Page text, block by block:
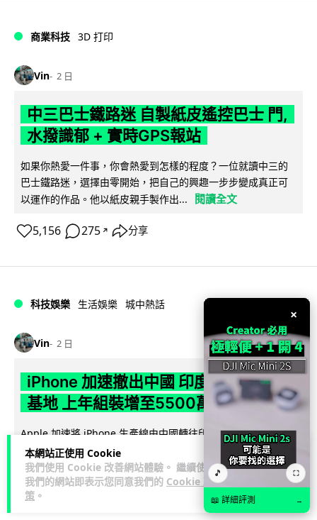
本網站正使用 Cookie
我們使用 Cookie 改善網站體驗。 繼續使用
我們的網站即表示您同意我們的 Cookie 政
策 。
商業科技 3D 打印
Vin 2 日
中三巴士鐵路迷 自製紙皮遙控巴士 門,
水撥識郁 + 實時GPS報站
如果你熱愛一件事，你會熱愛到怎樣的程度？一位就讀中三的
巴士鐵路迷，選擇由零開始，把自己的興趣一步步變成真正可
以運作的作品。他以紙皮親手製作出...
閱讀全文
5,156 275 ↗ 分享
科技娛樂 生活娛樂 城中熱話
Vin 2 日
iPhone 加速撤出中國 印度成新機主要
基地 上年組裝增至5500萬部
Apple 加速將 iPhone 生產線由中國轉往印度，目標兩年內將
產量最高 50% 移至當地。印度政府推出關稅豁免及稅務優惠延
長至 204... 閱讀全文
567
×
🎵 ⛶
📖 詳細評測 →